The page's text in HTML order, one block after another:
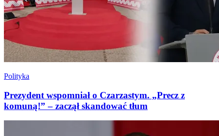
Polityka
Prezydent wspomniał o Czarzastym. „Precz z
komuną!” – zaczął skandować tłum